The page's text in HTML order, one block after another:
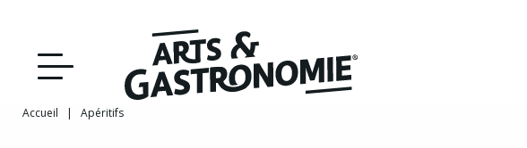
Recettes
Reportages
Accueil | Apéritifs